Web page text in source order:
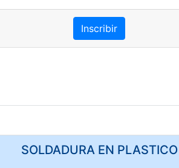
Inscribir
SOLDADURA EN PLASTICO